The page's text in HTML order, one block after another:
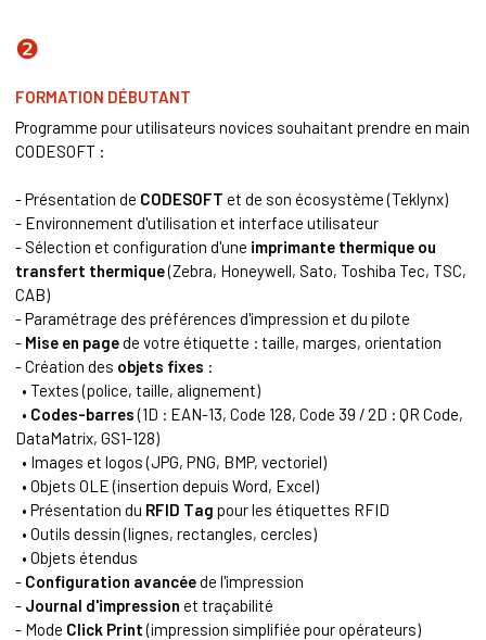
❷
FORMATION DÉBUTANT
Programme pour utilisateurs novices souhaitant prendre en main
CODESOFT :
- Présentation de CODESOFT et de son écosystème (Teklynx)
- Environnement d'utilisation et interface utilisateur
- Sélection et configuration d'une imprimante thermique ou
transfert thermique(Zebra, Honeywell, Sato, Toshiba Tec, TSC,
CAB)
- Paramétrage des préférences d'impression et du pilote
- Mise en pagede votre étiquette : taille, marges, orientation
- Création des objets fixes :
• Textes (police, taille, alignement)
• Codes-barres(1D : EAN-13, Code 128, Code 39 / 2D : QR Code,
DataMatrix, GS1-128)
• Images et logos (JPG, PNG, BMP, vectoriel)
• Objets OLE (insertion depuis Word, Excel)
• Présentation du RFID Tag pour les étiquettes RFID
• Outils dessin (lignes, rectangles, cercles)
• Objets étendus
- Configuration avancéede l'impression
- Journal d'impression et traçabilité
- Mode Click Print(impression simplifiée pour opérateurs)